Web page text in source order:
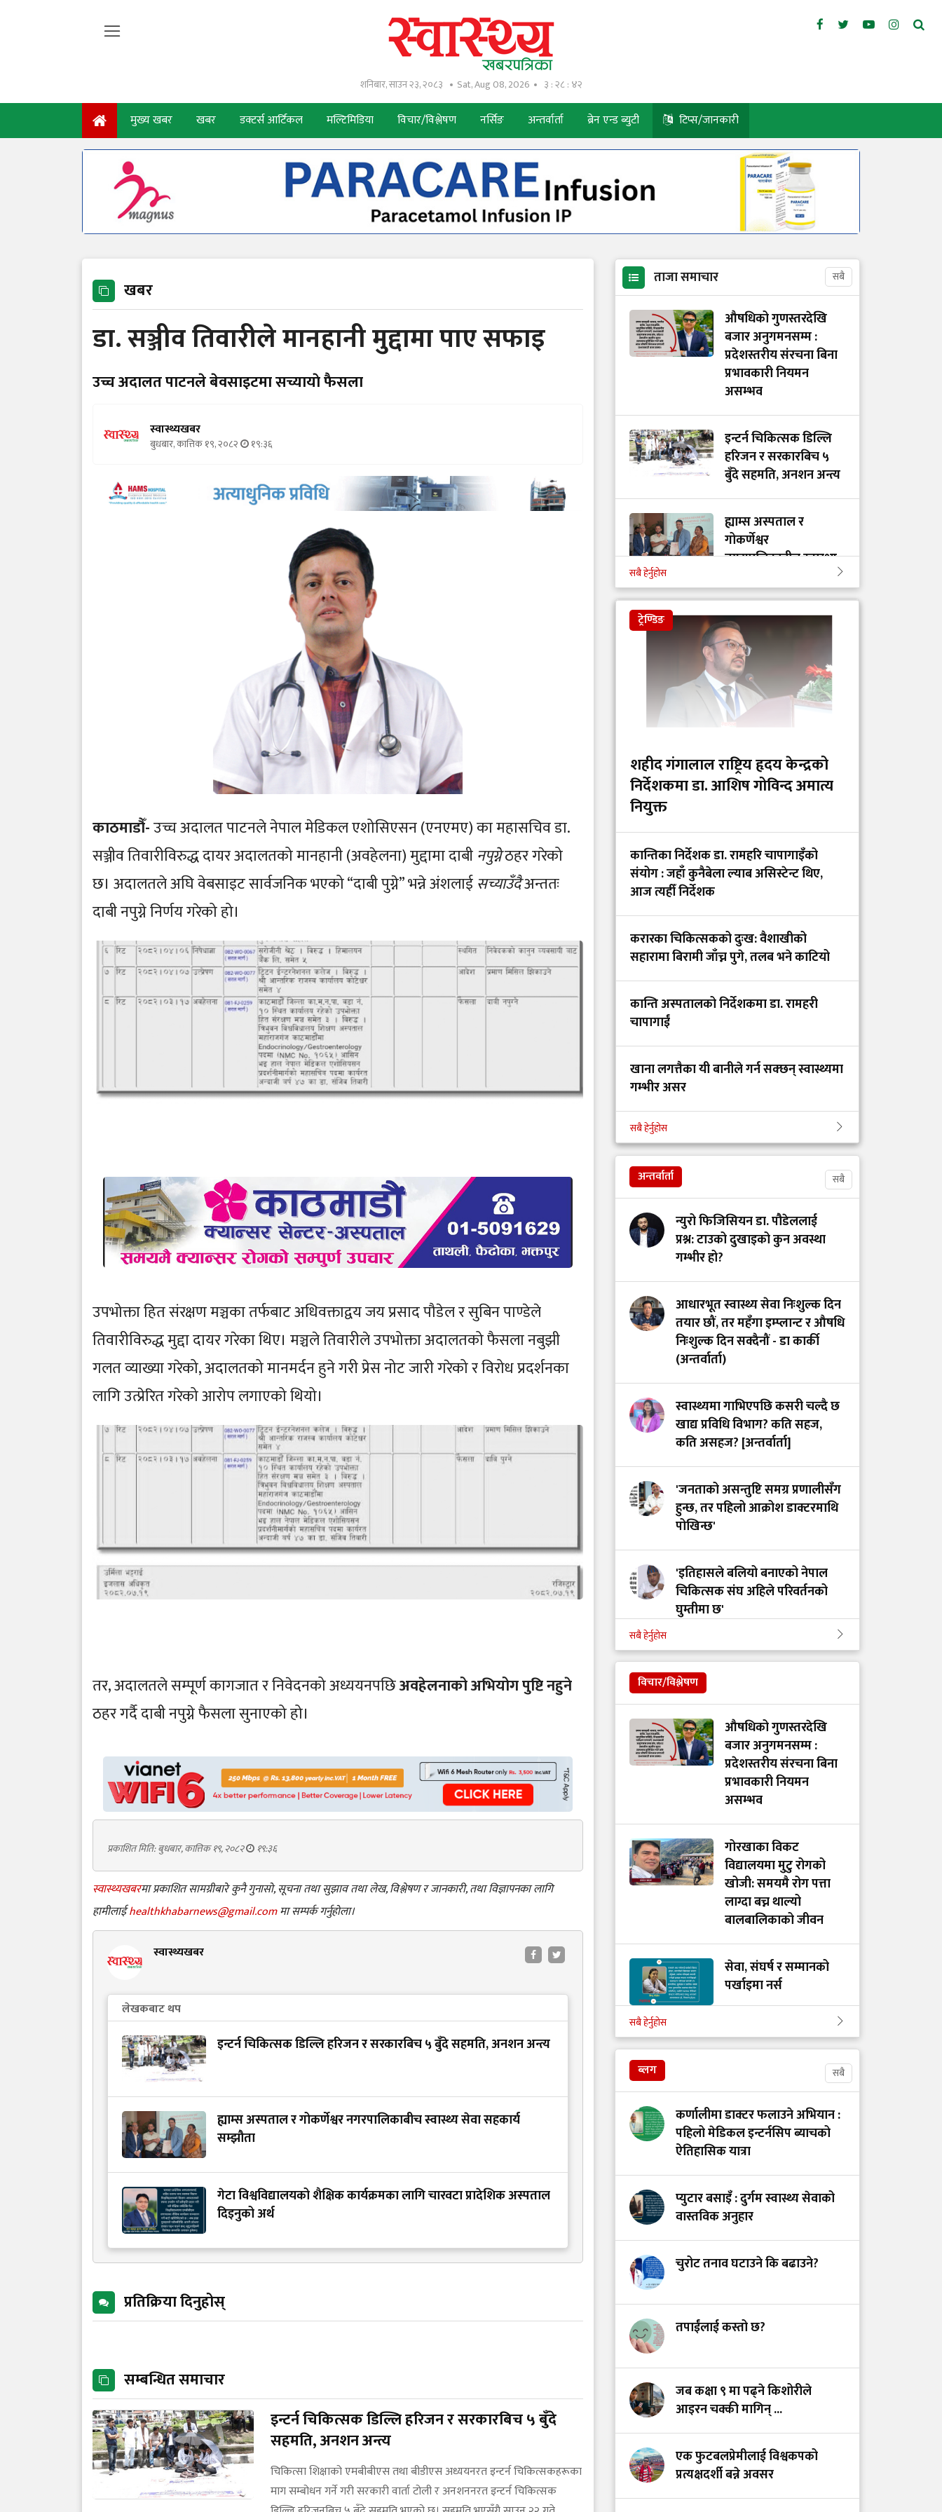
शनिबार, साउन २३, २०८३ Sat, Aug 08, 2026 ३ : २८ : ४३
मुख्य खबर खबर डक्टर्स आर्टिकल मल्टिमिडिया विचार/विश्लेषण नर्सिङ अन्तर्वार्ता ब्रेन एन्ड ब्युटी टिप्स/जानकारी
खबर
डा. सञ्जीव तिवारीले मानहानी मुद्दामा पाए सफाइ
उच्च अदालत पाटनले बेवसाइटमा सच्यायाे फैसला
स्वास्थ्यखबर
बुधबार, कात्तिक १९, २०८२ १९:३६
काठमाडौँ-उच्च अदालत पाटनले नेपाल मेडिकल एशोसिएसन (एनएमए) का महासचिव डा.
सञ्जीव तिवारीविरुद्ध दायर अदालतको मानहानी (अवहेलना) मुद्दामा दाबीनपुग्नेठहर गरेको
छ। अदालतले अघि वेबसाइट सार्वजनिक भएको “दाबी पुग्ने” भन्ने अंशलाईसच्याउँदैअन्ततः
दाबी नपुग्ने निर्णय गरेको हो।
उपभोक्ता हित संरक्षण मञ्चका तर्फबाट अधिवक्ताद्वय जय प्रसाद पौडेल र सुबिन पाण्डेले
तिवारीविरुद्ध मुद्दा दायर गरेका थिए। मञ्चले तिवारीले उपभोक्ता अदालतको फैसला नबुझी
गलत व्याख्या गरेको, अदालतको मानमर्दन हुने गरी प्रेस नोट जारी गरेको र विरोध प्रदर्शनका
लागि उत्प्रेरित गरेको आरोप लगाएको थियो।
तर, अदालतले सम्पूर्ण कागजात र निवेदनको अध्ययनपछिअवहेलनाको अभियोग पुष्टि नहुने
ठहर गर्दै दाबी नपुग्ने फैसला सुनाएको हो।
प्रकाशित मिति: बुधबार, कात्तिक १९, २०८२ १९:३६
स्वास्थ्यखबरमा प्रकाशित सामग्रीबारे कुनै गुनासो, सूचना तथा सुझाव तथा लेख, विश्लेषण र जानकारी, तथा विज्ञापनका लागि
हामीलाईhealthkhabarnews@gmail.comमा सम्पर्क गर्नुहोला।
स्वास्थ्यखबर
लेखकबाट थप
इन्टर्न चिकित्सक डिल्लि हरिजन र सरकारबिच ५ बुँदे सहमति, अनशन अन्त्य
ह्याम्स अस्पताल र गोकर्णेश्वर नगरपालिकाबीच स्वास्थ्य सेवा सहकार्य
सम्झौता
गेटा विश्वविद्यालयको शैक्षिक कार्यक्रमका लागि चारवटा प्रादेशिक अस्पताल
दिइनुको अर्थ
प्रतिक्रिया दिनुहोस्
सम्बन्धित समाचार
इन्टर्न चिकित्सक डिल्लि हरिजन र सरकारबिच ५ बुँदे
सहमति, अनशन अन्त्य
चिकित्सा शिक्षाको एमबीबीएस तथा बीडीएस अध्ययनरत इन्टर्न चिकित्सकहरूका
माग सम्बोधन गर्ने गरी सरकारी वार्ता टोली र अनशननरत इन्टर्न चिकित्सक
ताजा समाचार सबै
औषधिको गुणस्तरदेखि
बजार अनुगमनसम्म :
प्रदेशस्तरीय संरचना बिना
प्रभावकारी नियमन
असम्भव
इन्टर्न चिकित्सक डिल्लि
हरिजन र सरकारबिच ५
बुँदे सहमति, अनशन अन्त्य
ह्याम्स अस्पताल र
गोकर्णेश्वर
नगरपालिकाबीच स्वास्थ्य
गेटा विश्वविद्यालयको
शैक्षिक कार्यक्रमका लागि
चारवटा प्रादेशिक
अस्पताल दिइनुको अर्थ
गाभीले नेपाललाई ३ करोड
खोप र १ करोड ८० लाख
डलर अनुदान दिने
आईसीयूमा रहेका
आन्दोलनरत इन्टर्न
डाक्टरको माग तत्काल
सम्बोधन गर्न सांसद खुस्बु
गंगालालको नवनियुक्त
निर्देशक प्रा.डा. आशिष
गोविन्द अमात्य को हुन्?
यादवको प्रश्न- ‘ढल्केबरको
ट्रमा सेन्टर कहाँ हरायो?’
डाक्टर र सांसदका
चालकको तलब 'उस्तै' भन्दै
युट्युबर टंक दाहालद्वारा
गोरखाका विकट
विद्यालयमा मुटु रोगको
खोजी: समयमै रोग पत्ता
बालबालिकाको जीवन
सबै हेर्नुहोस
ट्रेण्डिङ
शहीद गंगालाल राष्ट्रिय हृदय केन्द्रको
निर्देशकमा डा. आशिष गोविन्द अमात्य
नियुक्त
कान्तिका निर्देशक डा. रामहरि चापागाइँको
संयोग : जहाँ कुनैबेला ल्याब असिस्टेन्ट थिए,
आज त्यहीँ निर्देशक
करारका चिकित्सकको दुःख: वैशाखीको
सहारामा बिरामी जाँच्न पुगे, तलब भने काटियो
कान्ति अस्पतालको निर्देशकमा डा. रामहरी
चापागाईं
खाना लगत्तैका यी बानीले गर्न सक्छन् स्वास्थ्यमा
गम्भीर असर
बिहान उठ्नेबित्तिकै के खाने, के नखाने?
सबै हेर्नुहोस
अन्तर्वार्ता सबै
न्युरो फिजिसियन डा. पौडेललाई
प्रश्न: टाउको दुखाइको कुन अवस्था
गम्भीर हो?
आधारभूत स्वास्थ्य सेवा निःशुल्क दिन
तयार छौं, तर महँगा इम्प्लान्ट र औषधि
निःशुल्क दिन सक्दैनौं - डा कार्की
(अन्तर्वार्ता)
स्वास्थ्यमा गाभिएपछि कसरी चल्दै छ
खाद्य प्रविधि विभाग? कति सहज,
कति असहज? [अन्तर्वार्ता]
'जनताको असन्तुष्टि समग्र प्रणालीसँग
हुन्छ, तर पहिलो आक्रोश डाक्टरमाथि
पोखिन्छ'
'इतिहासले बलियो बनाएको नेपाल
चिकित्सक संघ अहिले परिवर्तनको
घुम्तीमा छ'
‘टिम मंगल' चुनावी समूह मात्र थिएन,
मेडिकल मुभमेन्ट हो : डा. मंगल रावल
'हरेक टाउको दुखाइ ब्रेन ट्युमर होइन,
यी लक्षणहरू देखिए हुनसक्छ जोखिम'
डा. अमात्यलाई प्रश्न– धेरै हेडफोन वा
इयरफोनको प्रयोगले कानमा असर
गर्छ ?
सबै हेर्नुहोस
विचार/विश्लेषण
औषधिको गुणस्तरदेखि
बजार अनुगमनसम्म :
प्रदेशस्तरीय संरचना बिना
प्रभावकारी नियमन
असम्भव
गोरखाका विकट
विद्यालयमा मुटु रोगको
खोजी: समयमै रोग पत्ता
लाग्दा बच्न थाल्यो
बालबालिकाको जीवन
सेवा, संघर्ष र सम्मानको
पर्खाइमा नर्स
खाद्य स्वच्छता र गुणस्तर
नियमन: मन्त्रालय परिवर्तन
स्तनपानमैत्री कार्यस्थल
बनाऔँ
अस्तित्वको खोजीमा
नर्सिङ पेसा: साधना
देशको, सम्मान कहिले?
हामी भवन बनाउँदैछौँ कि
स्वास्थ्य प्रणाली?
भयरहित 'जीवनरक्षक',
सुरक्षित अस्पताल:
स्वास्थ्यकर्मी सुरक्षा ऐनमा
कडा परिमार्जनको
सबै हेर्नुहोस
ब्लग सबै
कर्णालीमा डाक्टर फलाउने अभियान :
पहिलो मेडिकल इन्टर्नसिप ब्याचको
ऐतिहासिक यात्रा
प्युटार बसाइँ : दुर्गम स्वास्थ्य सेवाको
वास्तविक अनुहार
चुरोट तनाव घटाउने कि बढाउने?
तपाईंलाई कस्तो छ?
जब कक्षा ९ मा पढ्ने किशोरीले
आइरन चक्की मागिन् ...
एक फुटबलप्रेमीलाई विश्वकपको
प्रत्यक्षदर्शी बन्ने अवसर